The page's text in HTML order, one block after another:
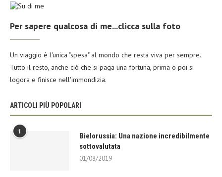
Per sapere qualcosa di me...clicca sulla foto
Un viaggio è l'unica "spesa" al mondo che resta viva per sempre.
Tutto il resto, anche ciò che si paga una fortuna, prima o poi si
logora e finisce nell'immondizia.
ARTICOLI PIÙ POPOLARI
1
Bielorussia: Una nazione incredibilmente
sottovalutata
01/08/2019